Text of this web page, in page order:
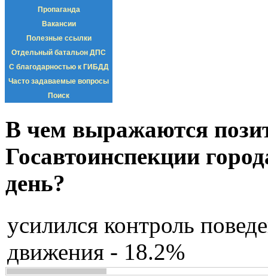
Пропаганда
Вакансии
Полезные ссылки
Отдельный батальон ДПС
С благодарностью к ГИБДД
Часто задаваемые вопросы
Поиск
В чем выражаются
Госавтоинспекции
день?
усилился контроль
движения - 18.2%